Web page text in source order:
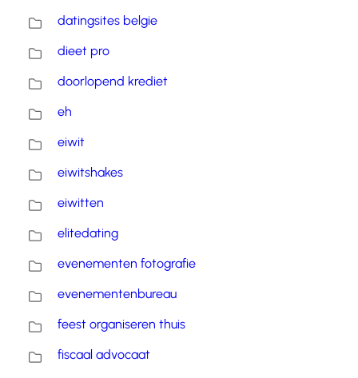
datingsites belgie
dieet pro
doorlopend krediet
eh
eiwit
eiwitshakes
eiwitten
elitedating
evenementen fotografie
evenementenbureau
feest organiseren thuis
fiscaal advocaat